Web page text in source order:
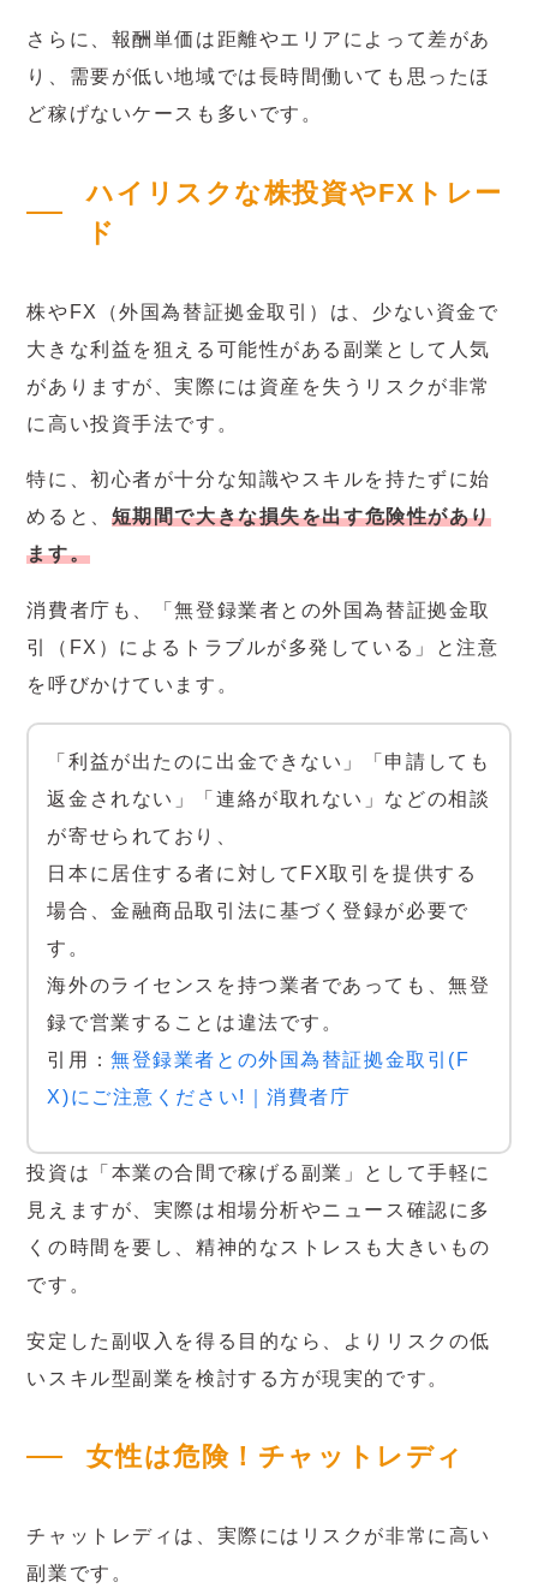
さらに、報酬単価は距離やエリアによって差があ
り、需要が低い地域では長時間働いても思ったほ
ど稼げないケースも多いです。
ハイリスクな株投資やFXトレー
ド
株やFX（外国為替証拠金取引）は、少ない資金で
大きな利益を狙える可能性がある副業として人気
がありますが、実際には資産を失うリスクが非常
に高い投資手法です。
特に、初心者が十分な知識やスキルを持たずに始
めると、 短期間で大きな損失を出す危険性があり
ます。
消費者庁も、「無登録業者との外国為替証拠金取
引（FX）によるトラブルが多発している」と注意
を呼びかけています。
「利益が出たのに出金できない」「申請しても
返金されない」「連絡が取れない」などの相談
が寄せられており、
日本に居住する者に対してFX取引を提供する
場合、金融商品取引法に基づく登録が必要で
す。
海外のライセンスを持つ業者であっても、無登
録で営業することは違法です。
引用：無登録業者との外国為替証拠金取引(F
X)にご注意ください!｜消費者庁
投資は「本業の合間で稼げる副業」として手軽に
見えますが、実際は相場分析やニュース確認に多
くの時間を要し、精神的なストレスも大きいもの
です。
安定した副収入を得る目的なら、よりリスクの低
いスキル型副業を検討する方が現実的です。
女性は危険！チャットレディ
チャットレディは、実際にはリスクが非常に高い
副業です。